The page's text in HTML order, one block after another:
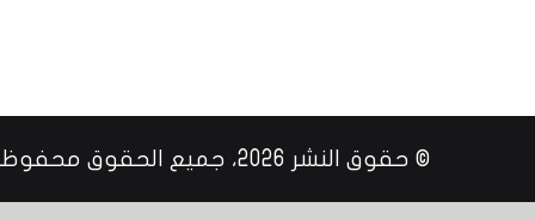
© حقوق النشر 2026، جميع الحقوق محفوظة |